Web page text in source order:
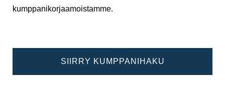
kumppanikorjaamoistamme.
SIIRRY KUMPPANIHAKU